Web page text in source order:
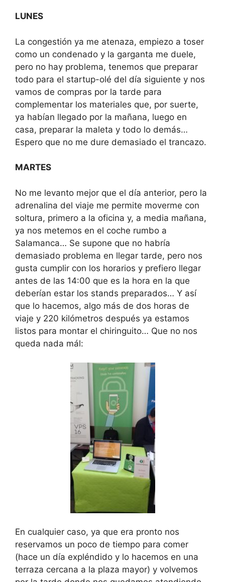
LUNES
La congestión ya me atenaza, empiezo a toser
como un condenado y la garganta me duele,
pero no hay problema, tenemos que preparar
todo para el startup-olé del día siguiente y nos
vamos de compras por la tarde para
complementar los materiales que, por suerte,
ya habían llegado por la mañana, luego en
casa, preparar la maleta y todo lo demás…
Espero que no me dure demasiado el trancazo.
MARTES
No me levanto mejor que el día anterior, pero la
adrenalina del viaje me permite moverme con
soltura, primero a la oficina y, a media mañana,
ya nos metemos en el coche rumbo a
Salamanca… Se supone que no habría
demasiado problema en llegar tarde, pero nos
gusta cumplir con los horarios y prefiero llegar
antes de las 14:00 que es la hora en la que
deberían estar los stands preparados… Y así
que lo hacemos, algo más de dos horas de
viaje y 220 kilómetros después ya estamos
listos para montar el chiringuito… Que no nos
queda nada mál:
En cualquier caso, ya que era pronto nos
reservamos un poco de tiempo para comer
(hace un día expléndido y lo hacemos en una
terraza cercana a la plaza mayor) y volvemos